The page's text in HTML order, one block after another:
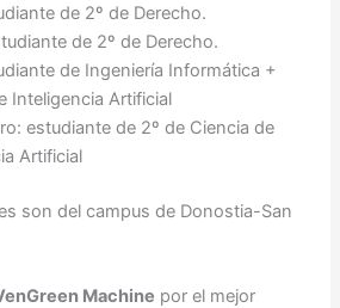
de 2º de Derecho.
de 2º de Derecho.
de Ingeniería Informática +
Inteligencia Artificial
estudiante de 2º de Ciencia de
Artificial
son del campus de Donostia-San
Machine por el mejor